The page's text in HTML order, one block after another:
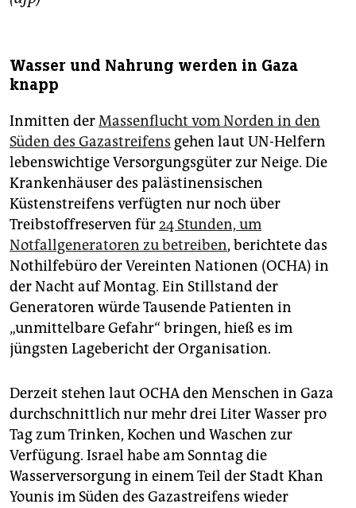
Wasser und Nahrung werden in Gaza
knapp
Inmitten derMassenflucht vom Norden in den
Süden des Gazastreifens gehen laut UN-Helfern
lebenswichtige Versorgungsgüter zur Neige. Die
Krankenhäuser des palästinensischen
Küstenstreifens verfügten nur noch über
Treibstoffreserven für24 Stunden, um
Notfallgeneratoren zu betreiben, berichtete das
Nothilfebüro der Vereinten Nationen (OCHA) in
der Nacht auf Montag. Ein Stillstand der
Generatoren würde Tausende Patienten in
„unmittelbare Gefahr“ bringen, hieß es im
jüngsten Lagebericht der Organisation.
Derzeit stehen laut OCHA den Menschen in Gaza
durchschnittlich nur mehr drei Liter Wasser pro
Tag zum Trinken, Kochen und Waschen zur
Verfügung. Israel habe am Sonntag die
Wasserversorgung in einem Teil der Stadt Khan
Younis im Süden des Gazastreifens wieder